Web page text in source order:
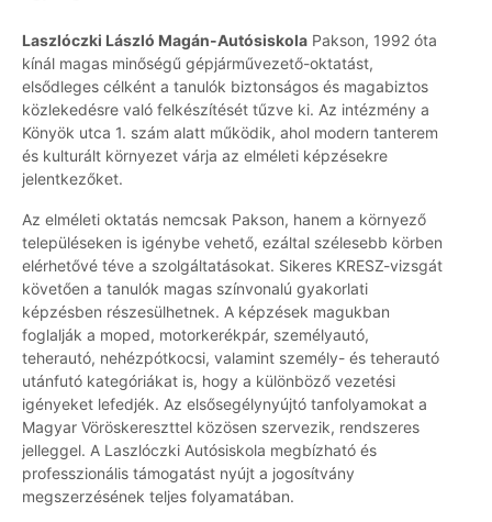
Laszlóczki László Magán-Autósiskola Pakson, 1992 óta
kínál magas minőségű gépjárművezető-oktatást,
elsődleges célként a tanulók biztonságos és magabiztos
közlekedésre való felkészítését tűzve ki. Az intézmény a
Könyök utca 1. szám alatt működik, ahol modern tanterem
és kulturált környezet várja az elméleti képzésekre
jelentkezőket.
Az elméleti oktatás nemcsak Pakson, hanem a környező
településeken is igénybe vehető, ezáltal szélesebb körben
elérhetővé téve a szolgáltatásokat. Sikeres KRESZ-vizsgát
követően a tanulók magas színvonalú gyakorlati
képzésben részesülhetnek. A képzések magukban
foglalják a moped, motorkerékpár, személyautó,
teherautó, nehézpótkocsi, valamint személy- és teherautó
utánfutó kategóriákat is, hogy a különböző vezetési
igényeket lefedjék. Az elsősegélynyújtó tanfolyamokat a
Magyar Vöröskereszttel közösen szervezik, rendszeres
jelleggel. A Laszlóczki Autósiskola megbízható és
professzionális támogatást nyújt a jogosítvány
megszerzésének teljes folyamatában.